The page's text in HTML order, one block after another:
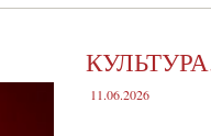
11.06.2026